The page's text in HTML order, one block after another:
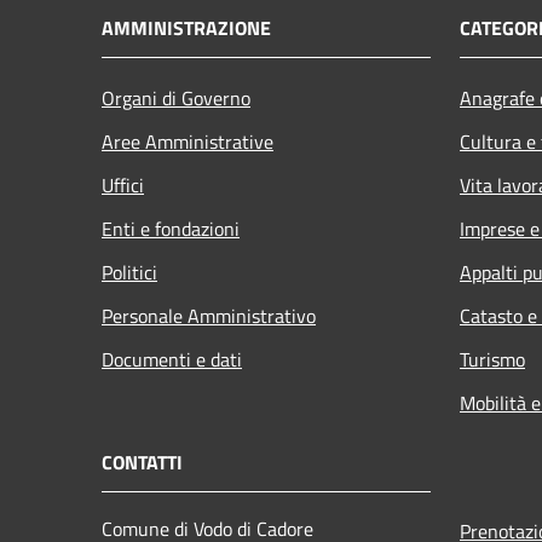
AMMINISTRAZIONE
Organi di Governo
Aree Amministrative
Uffici
Enti e fondazioni
Politici
Personale Amministrativo
Documenti e dati
Cultura
Vita
Imprese
Appalti
Catasto
Turismo
Mobilità
CONTATTI
Comune di Vodo di Cadore